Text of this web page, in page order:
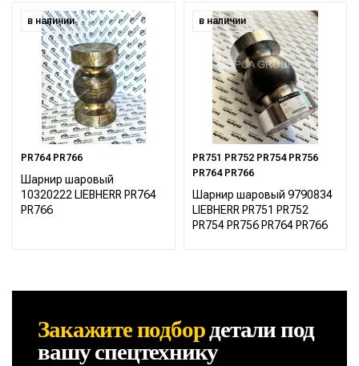
в наличии
PR764 PR766
Шарнир шаровый
10320222 LIEBHERR PR764
PR766
в наличии
PR751 PR752 PR754 PR756
PR764 PR766
Шарнир шаровый 9790834
LIEBHERR PR751 PR752
PR754 PR756 PR764 PR766
Закажите подбордеталипод
вашу спецтехнику